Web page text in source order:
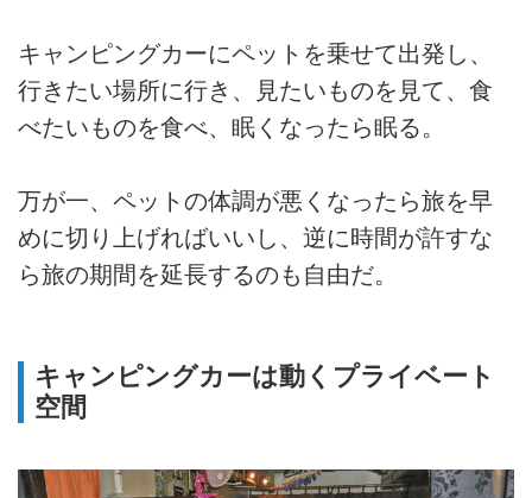
キャンピングカーにペットを乗せて出発し、
行きたい場所に行き、見たいものを見て、食
べたいものを食べ、眠くなったら眠る。
万が一、ペットの体調が悪くなったら旅を早
めに切り上げればいいし、逆に時間が許すな
ら旅の期間を延長するのも自由だ。
キャンピングカーは動くプライベート
空間